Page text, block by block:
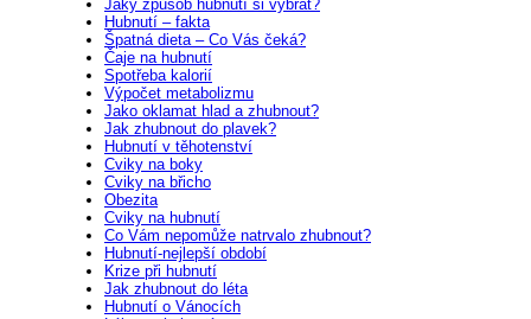
Jaký způsob hubnutí si vybrat?
Hubnutí – fakta
Špatná dieta – Co Vás čeká?
Čaje na hubnutí
Spotřeba kalorií
Výpočet metabolizmu
Jako oklamat hlad a zhubnout?
Jak zhubnout do plavek?
Hubnutí v těhotenství
Cviky na boky
Cviky na břicho
Obezita
Cviky na hubnutí
Co Vám nepomůže natrvalo zhubnout?
Hubnutí-nejlepší období
Krize při hubnutí
Jak zhubnout do léta
Hubnutí o Vánocích